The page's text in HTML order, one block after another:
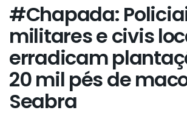
#Chapada:
militares e civis
erradicam
20 mil pés de
Seabra